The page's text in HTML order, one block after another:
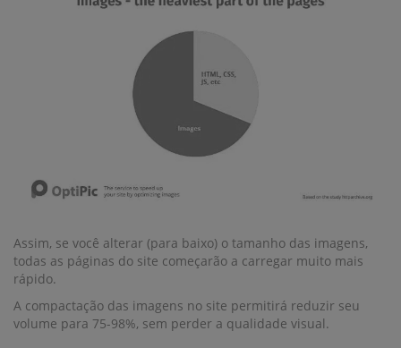
Assim, se você alterar (para baixo) o tamanho das imagens,
todas as páginas do site começarão a carregar muito mais
rápido.
A compactação das imagens no site permitirá reduzir seu
volume para 75-98%, sem perder a qualidade visual.